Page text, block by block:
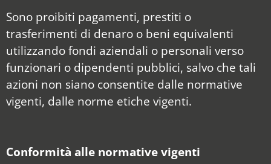
Sono proibiti pagamenti, prestiti o
trasferimenti di denaro o beni equivalenti
utilizzando fondi aziendali o personali verso
funzionari o dipendenti pubblici, salvo che tali
azioni non siano consentite dalle normative
vigenti, dalle norme etiche vigenti.
Conformità alle normative vigenti